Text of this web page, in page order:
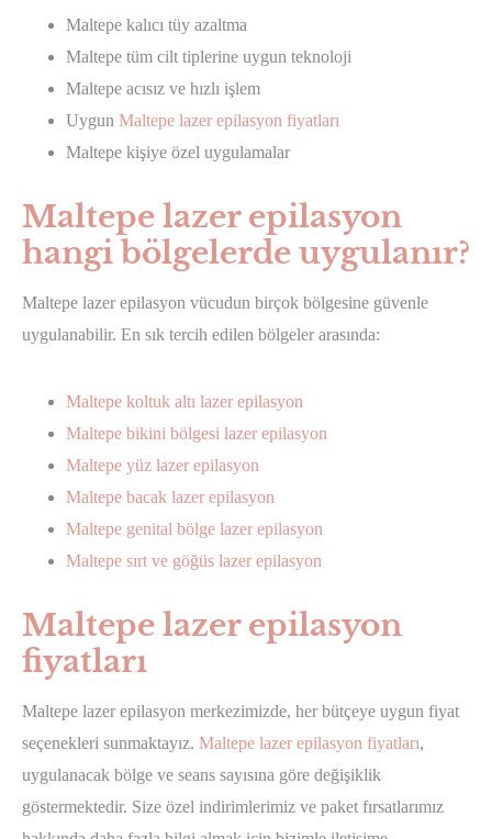
Maltepe kalıcı tüy azaltma
Maltepe tüm cilt tiplerine uygun teknoloji
Maltepe acısız ve hızlı işlem
Uygun Maltepe lazer epilasyon fiyatları
Maltepe kişiye özel uygulamalar
Maltepe lazer epilasyon
hangi bölgelerde uygulanır?
Maltepe lazer epilasyon vücudun birçok bölgesine güvenle
uygulanabilir. En sık tercih edilen bölgeler arasında:
Maltepe koltuk altı lazer epilasyon
Maltepe bikini bölgesi lazer epilasyon
Maltepe yüz lazer epilasyon
Maltepe bacak lazer epilasyon
Maltepe genital bölge lazer epilasyon
Maltepe sırt ve göğüs lazer epilasyon
Maltepe lazer epilasyon
fiyatları
Maltepe lazer epilasyon merkezimizde, her bütçeye uygun fiyat
seçenekleri sunmaktayız. Maltepe lazer epilasyon fiyatları,
uygulanacak bölge ve seans sayısına göre değişiklik
göstermektedir. Size özel indirimlerimiz ve paket fırsatlarımız